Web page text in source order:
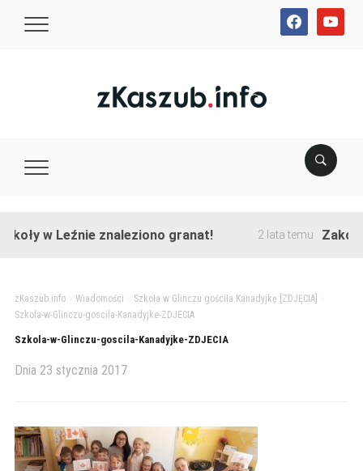
facebookyoutube
w Leźnie znaleziono granat! 2 lata temu
zKaszub.info> Wiadomości Szkoła w Glinczu gościła Kanadyjkę [ZDJĘCIA]
Szkola-w-Glinczu-goscila-Kanadyjke-ZDJECIA
Szkola-w-Glinczu-goscila-Kanadyjke-ZDJECIA
Dnia 23 stycznia 2017